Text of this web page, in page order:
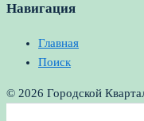
Навигация
Главная
Поиск
© 2026 Городской